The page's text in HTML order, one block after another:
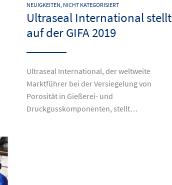
NEUIGKEITEN, NICHT KATEGORISIERT
Ultraseal International stellt
auf der GIFA 2019
Ultraseal International, der weltweite
Marktführer bei der Versiegelung von
Porosität in Gießerei- und
Druckgusskomponenten, stellt…